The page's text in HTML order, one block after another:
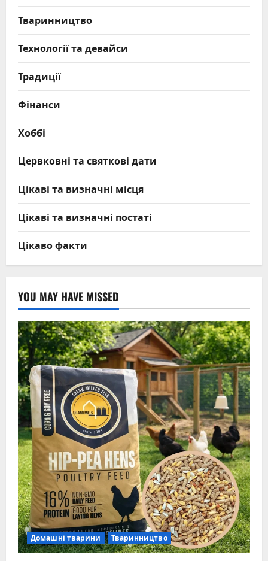
Тваринництво
Технології та девайси
Традиції
Фінанси
Хоббі
Цервковні та святкові дати
Цікаві та визначні місця
Цікаві та визначні постаті
Цікаво факти
YOU MAY HAVE MISSED
Домашні тварини Тваринництво